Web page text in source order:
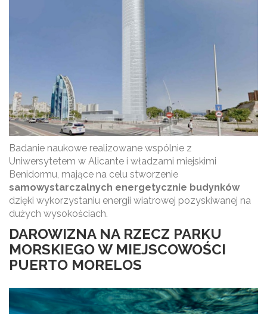
Badanie naukowe realizowane wspólnie z
Uniwersytetem w Alicante i władzami miejskimi
Benidormu, mające na celu stworzenie
samowystarczalnych energetycznie budynków
dzięki wykorzystaniu energii wiatrowej pozyskiwanej na
dużych wysokościach.
DAROWIZNA NA RZECZ PARKU
MORSKIEGO W MIEJSCOWOŚCI
PUERTO MORELOS